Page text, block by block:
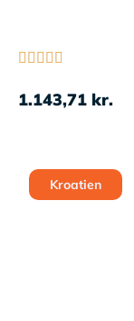
    
1.143,71 kr.
Kroatien